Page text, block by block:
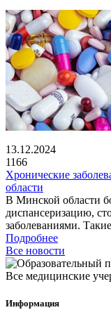
13.12.2024
1166
Хронические
области
В Минской области
диспансеризацию,
заболеваниями.
Подробнее
Все новости
Все медицинские
Информация